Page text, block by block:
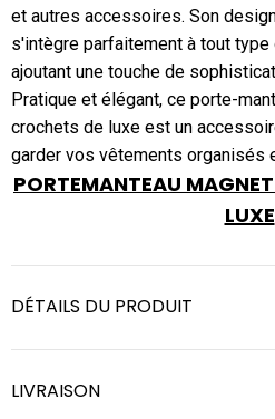
et autres accessoires. Son
s'intègre parfaitement à tout
ajoutant une touche de
Pratique et élégant, ce porte-
crochets de luxe est un
garder vos vêtements organisés
PORTEMANTEAU
LUXE
DÉTAILS DU PRODUIT
LIVRAISON